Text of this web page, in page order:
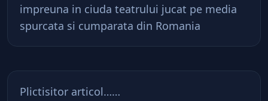
impreuna in ciuda teatrului jucat pe media
spurcata si cumparata din Romania
Plictisitor articol……